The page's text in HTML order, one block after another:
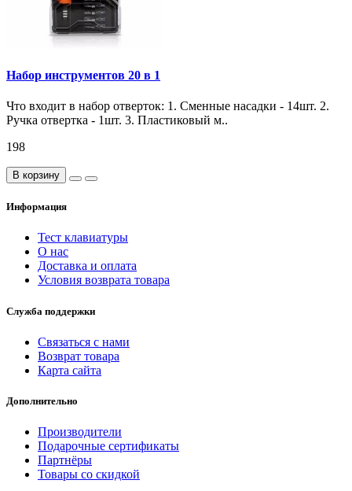
Набор инструментов 20 в 1
Что входит в набор отверток: 1. Сменные насадки - 14шт. 2.
Ручка отвертка - 1шт. 3. Пластиковый м..
198
В корзину
Информация
Тест клавиатуры
О нас
Доставка и оплата
Условия возврата товара
Служба поддержки
Связаться с нами
Возврат товара
Карта сайта
Дополнительно
Производители
Подарочные сертификаты
Партнёры
Товары со скидкой